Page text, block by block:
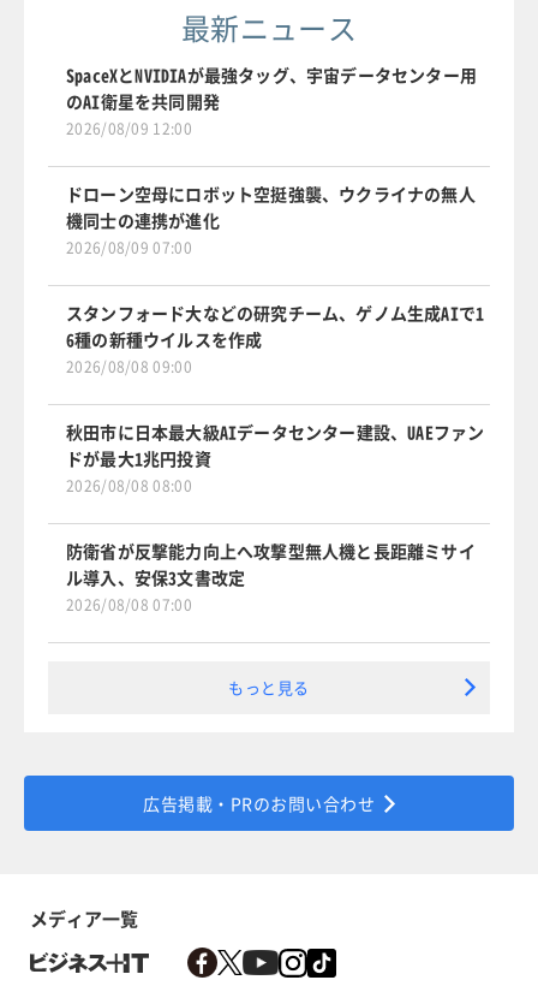
最新ニュース
SpaceXとNVIDIAが最強タッグ、宇宙データセンター用
のAI衛星を共同開発
2026/08/09 12:00
ドローン空母にロボット空挺強襲、ウクライナの無人
機同士の連携が進化
2026/08/09 07:00
スタンフォード大などの研究チーム、ゲノム生成AIで1
6種の新種ウイルスを作成
2026/08/08 09:00
秋田市に日本最大級AIデータセンター建設、UAEファン
ドが最大1兆円投資
2026/08/08 08:00
防衛省が反撃能力向上へ攻撃型無人機と長距離ミサイ
ル導入、安保3文書改定
2026/08/08 07:00
もっと見る
広告掲載・PRのお問い合わせ
メディア一覧